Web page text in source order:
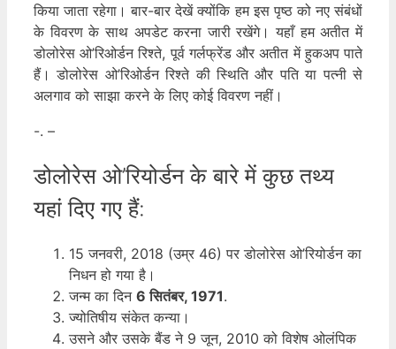
किया जाता रहेगा। बार-बार देखें क्योंकि हम इस पृष्ठ को नए संबंधों
के विवरण के साथ अपडेट करना जारी रखेंगे। यहाँ हम अतीत में
डोलोरेस ओ’रिओर्डन रिश्ते, पूर्व गर्लफ्रेंड और अतीत में हुकअप पाते
हैं। डोलोरेस ओ’रिओर्डन रिश्ते की स्थिति और पति या पत्नी से
अलगाव को साझा करने के लिए कोई विवरण नहीं।
-. –
डोलोरेस ओ’रियोर्डन के बारे में कुछ तथ्य
यहां दिए गए हैं:
15 जनवरी, 2018 (उम्र 46) पर डोलोरेस ओ’रियोर्डन का
निधन हो गया है।
जन्म का दिन 6 सितंबर, 1971.
ज्योतिषीय संकेत कन्या।
उसने और उसके बैंड ने 9 जून, 2010 को विशेष ओलंपिक